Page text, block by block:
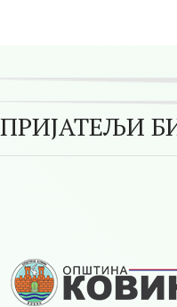
ПРИЈАТЕЉИ